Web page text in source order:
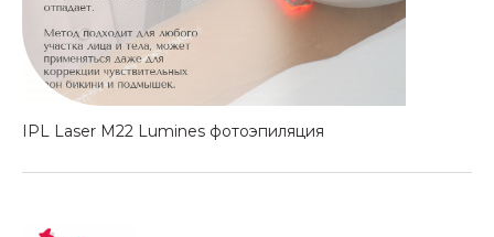
IPL Laser M22 Lumines фотоэпиляция